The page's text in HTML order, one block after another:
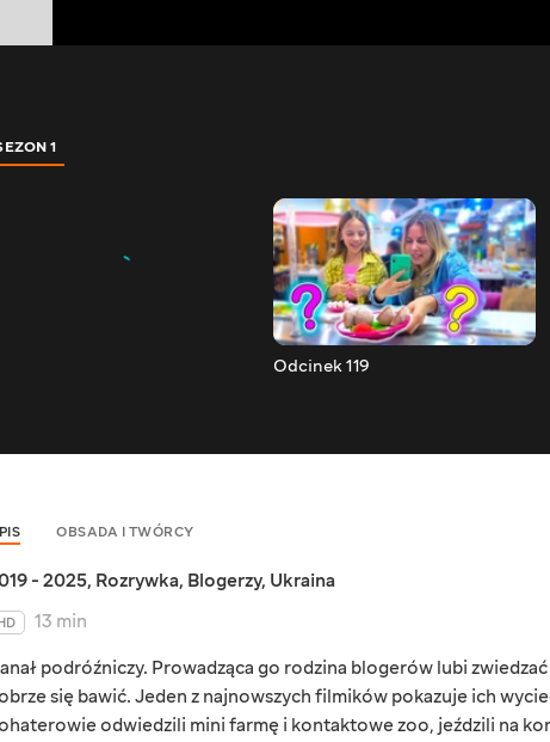
1
Odcinek 119
OBSADA I TWÓRCY
- 2025, Rozrywka, Blogerzy, Ukraina
13 min
podróźniczy. Prowadząca go rodzina blogerów lubi
się bawić. Jeden z najnowszych filmików pokazuje ich
odwiedzili mini farmę i kontaktowe zoo, jeździli na